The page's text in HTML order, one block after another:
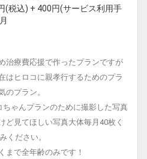
(税込) + 400円(サービス利用手
治療費応援で作ったプランですが
はヒロコに親孝行するためのプラ
のプラン。
ゃんプランのために撮影した写真
ど見てほしい写真大体毎月40枚く
ください。
まで全年齢のみです！